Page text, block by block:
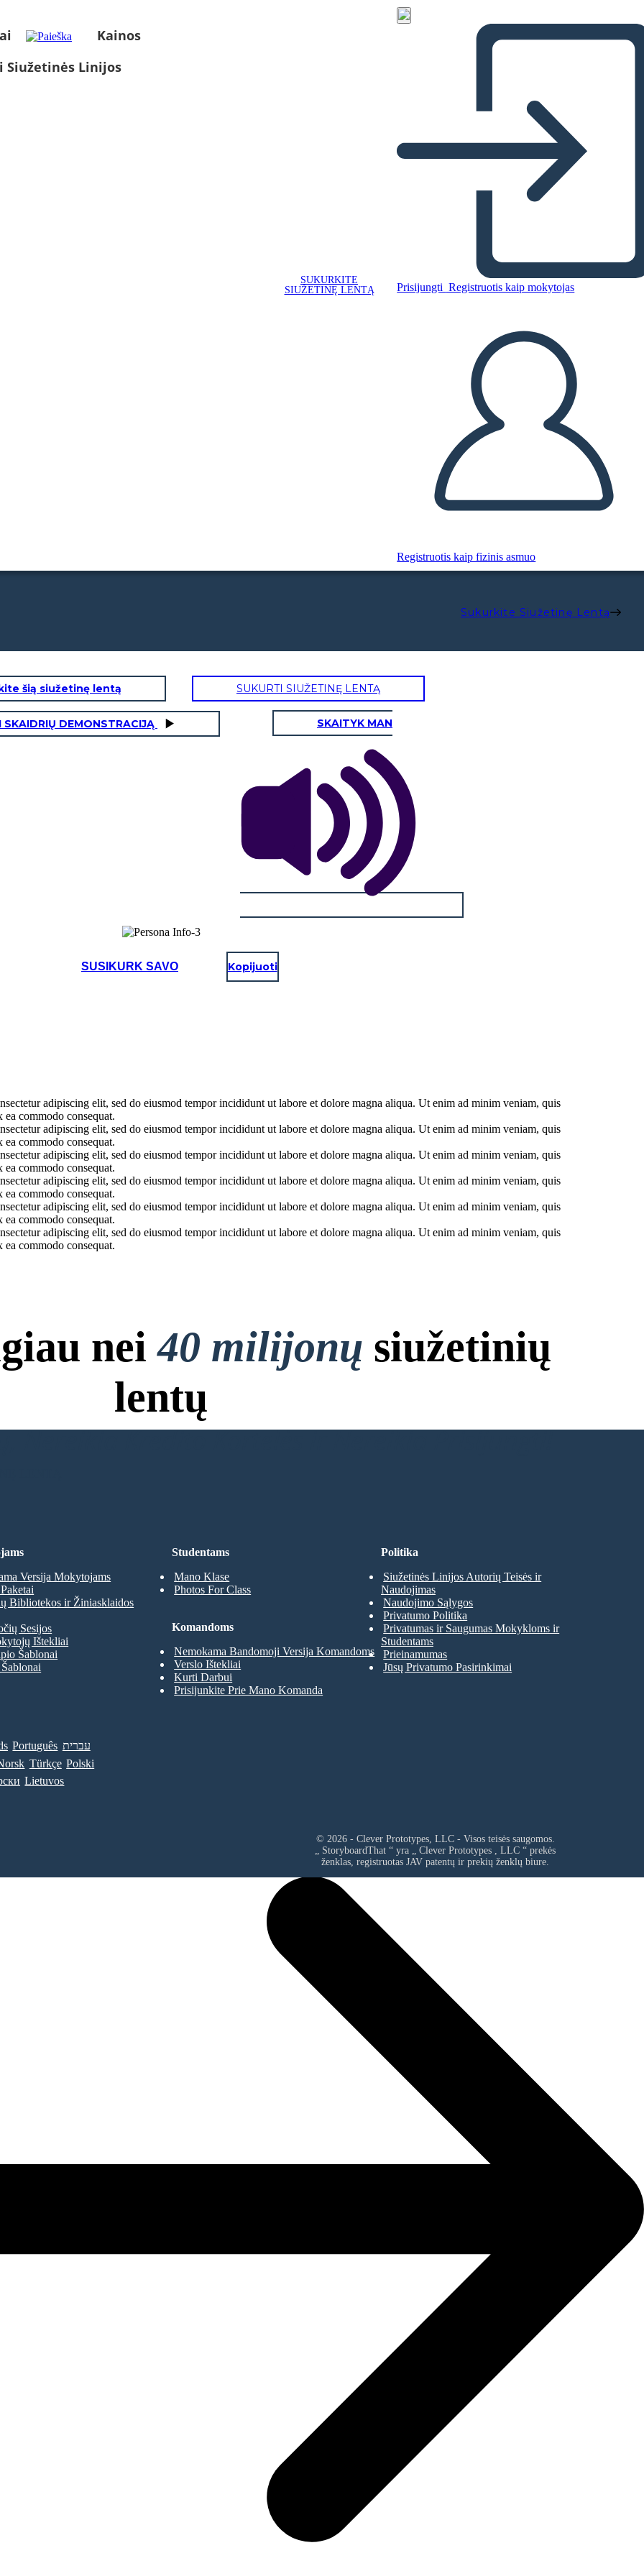
Kainos
Siužetinės Linijos
SUKURKITE
SIUŽETINĘ LENTĄ
Prisijungti Registruotis kaip mokytojas
Registruotis kaip fizinis asmuo
Sukurkite Siužetinę Lentą
šią siužetinę lentą SUKURTI SIUŽETINĘ LENTĄ
SKAIDRIŲ DEMONSTRACIJĄ SKAITYK MAN
SUSIKURK SAVO Kopijuoti
adipiscing elit, sed do eiusmod tempor incididunt ut labore et dolore magna aliqua. Ut enim ad minim veniam, quis
commodo consequat.
adipiscing elit, sed do eiusmod tempor incididunt ut labore et dolore magna aliqua. Ut enim ad minim veniam, quis
commodo consequat.
adipiscing elit, sed do eiusmod tempor incididunt ut labore et dolore magna aliqua. Ut enim ad minim veniam, quis
commodo consequat.
adipiscing elit, sed do eiusmod tempor incididunt ut labore et dolore magna aliqua. Ut enim ad minim veniam, quis
commodo consequat.
adipiscing elit, sed do eiusmod tempor incididunt ut labore et dolore magna aliqua. Ut enim ad minim veniam, quis
commodo consequat.
adipiscing elit, sed do eiusmod tempor incididunt ut labore et dolore magna aliqua. Ut enim ad minim veniam, quis
commodo consequat.
nei40 milijonų siužetinių
lentų
Nereikia Kredito Kortelės ir Nereikia Prisijungti!
Studentams
Mano Klase
Photos For Class
Versija Mokytojams
Bibliotekos ir Žiniasklaidos
Sesijos
Ištekliai
Šablonai
Komandoms
Nemokama Bandomoji Versija Komandoms
Verslo Ištekliai
Kurti Darbui
Prisijunkite Prie Mano Komanda
Politika
Siužetinės Linijos Autorių Teisės ir
Naudojimas
Naudojimo Sąlygos
Privatumo Politika
Privatumas ir Saugumas Mokykloms ir
Studentams
Prieinamumas
Jūsų Privatumo Pasirinkimai
Português עברית
Türkçe Polski
Lietuvos
© 2026 - Clever Prototypes, LLC - Visos teisės saugomos.
„ StoryboardThat “ yra „ Clever Prototypes , LLC “ prekės
ženklas, registruotas JAV patentų ir prekių ženklų biure.